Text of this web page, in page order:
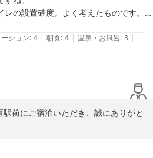
ける高さや硬さの異なる枕、またバ
について「選ぶのが楽しい」とのお
す。
バイキング朝食や快適な睡眠環境作
お客様にご満足いただけるようサー
いただきまして、誠にありがとうござ
続きますが、季節の変わり目、お体
会いできる日をスタッフ一同心より
の設置確度。よく考えたものです。
りがたかったです。
ーション: 4 | 朝食: 4 | 温泉・お風呂: 3 |
前にご宿泊いただき、誠にありがと
しました。